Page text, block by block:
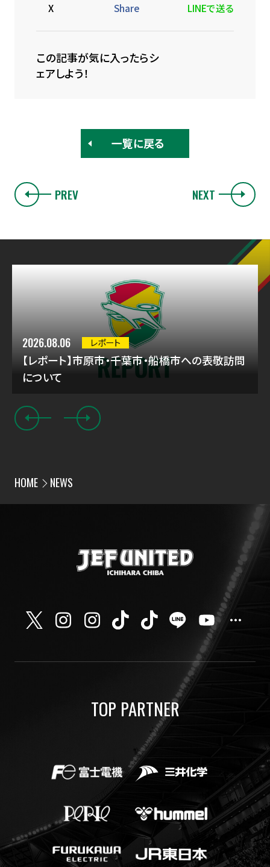
X Share LINEで送る
この記事が気に入ったらシ
ェアしよう！
一覧に戻る
PREV NEXT
2026.08.06 レポート
【レポート】市原市・千葉市・船橋市への表敬訪問
について
HOME NEWS
TOP PARTNER